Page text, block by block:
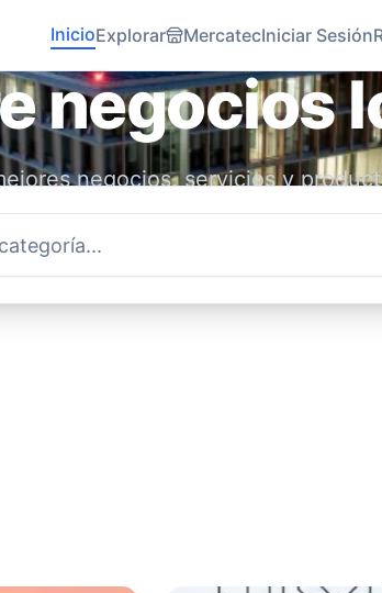
InicioExplorar MercatecIniciar Sesión
negocios
negocios, servicios y
con emprendedores locales y